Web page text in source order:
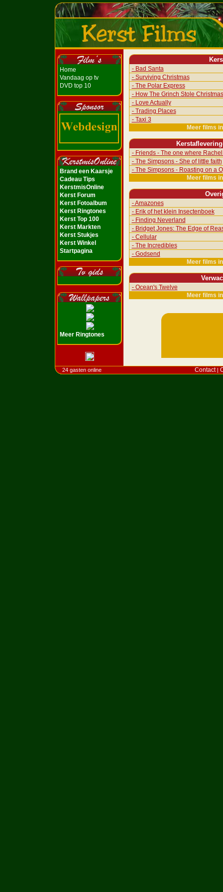
Home
Vandaag op tv
DVD top 10
Brand een Kaarsje
Cadeau Tips
KerstmisOnline
Kerst Forum
Kerst Fotoalbum
Kerst Ringtones
Kerst Top 100
Kerst Markten
Kerst Stukjes
Kerst Winkel
Startpagina
Meer Ringtones
- Bad Santa
- Surviving Christmas
- The Polar Express
- How The Grinch Stole Christmas
- Love Actually
- Trading Places
- Taxi 3
Meer films
- Friends - The one where
- The Simpsons - She of little faith
- The Simpsons - Roasting on a
Meer films
- Amazones
- Erik of het klein Insectenboek
- Finding Neverland
- Bridget Jones: The Edge of
- Cellular
- The Incredibles
- Godsend
Meer films
- Ocean's Twelve
Meer films
24 gasten online Contact|